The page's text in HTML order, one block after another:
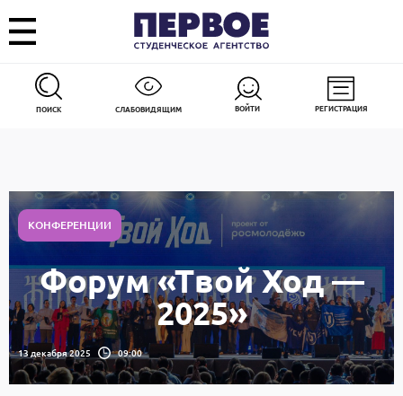
ПОИСК СЛАБОВИДЯЩИМ ВОЙТИ РЕГИСТРАЦИЯ
КОНФЕРЕНЦИИ
Форум «Твой Ход —
2025»
13 декабря 2025 09:00